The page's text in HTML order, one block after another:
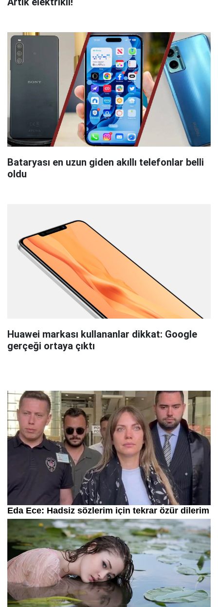
Bataryası en uzun giden akıllı telefonlar belli
oldu
Huawei markası kullananlar dikkat: Google
gerçeği ortaya çıktı